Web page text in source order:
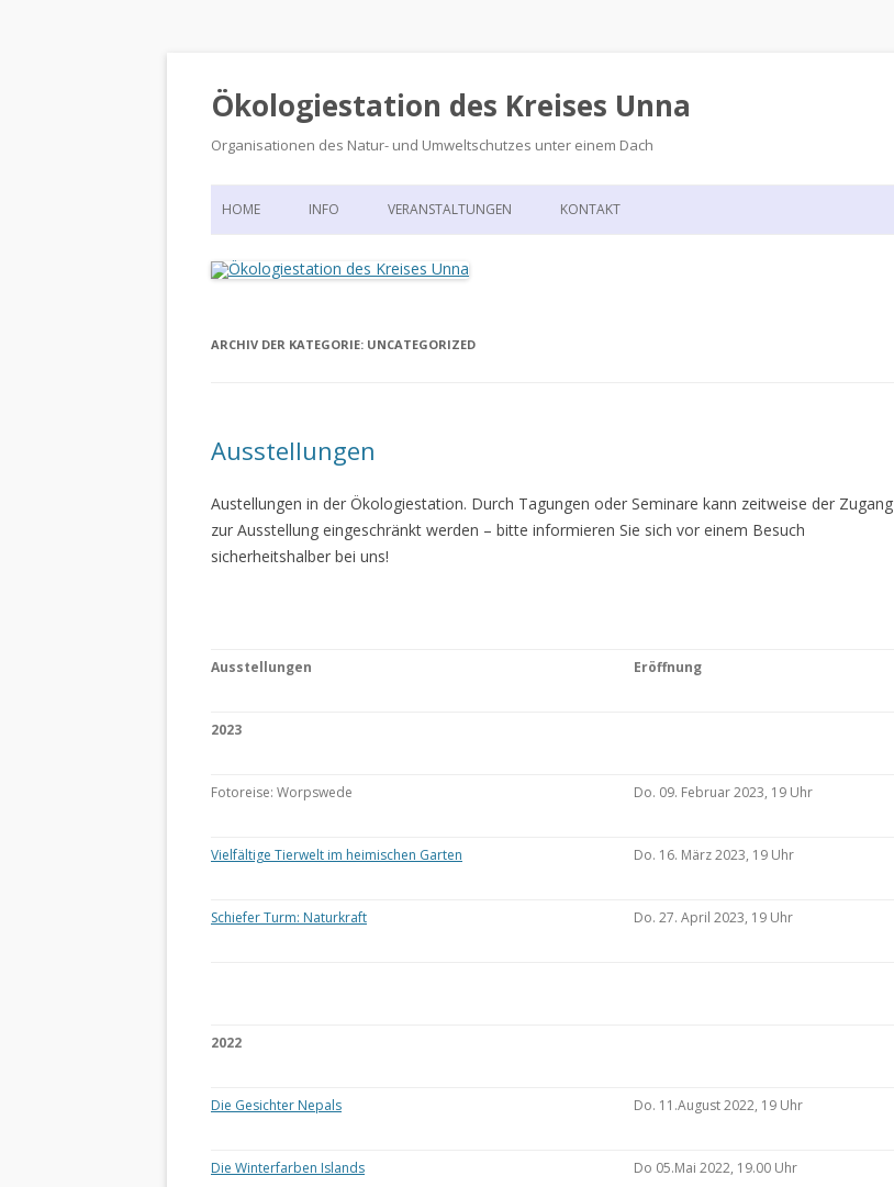
Ökologiestation des Kreises Unna
Organisationen des Natur- und Umweltschutzes unter einem Dach
Zum
HOME INFO VERANSTALTUNGEN KONTAKT
ARCHIV DER KATEGORIE: UNCATEGORIZED
Ausstellungen
Austellungen in der Ökologiestation. Durch Tagungen oder Seminare kann zeitweise der Zugang
zur Ausstellung eingeschränkt werden – bitte informieren Sie sich vor einem Besuch
sicherheitshalber bei uns!
Ausstellungen Eröffnung
2023
Fotoreise: Worpswede Do. 09. Februar 2023, 19 Uhr
Vielfältige Tierwelt im heimischen Garten Do. 16. März 2023, 19 Uhr
Schiefer Turm: Naturkraft Do. 27. April 2023, 19 Uhr
2022
Die Gesichter Nepals Do. 11.August 2022, 19 Uhr
Die Winterfarben Islands Do 05.Mai 2022, 19.00 Uhr